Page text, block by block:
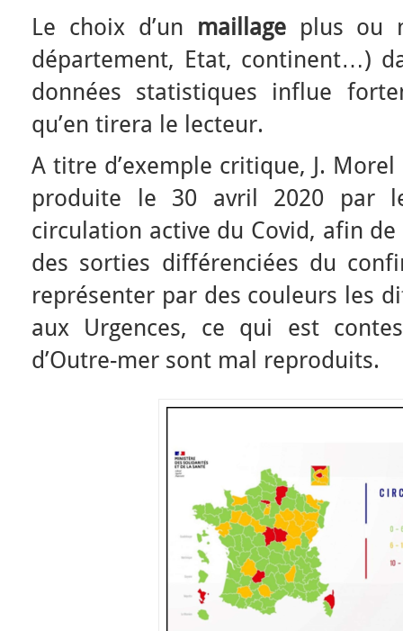
Le choix d’un maillageplus ou
département, Etat, continent…)
données statistiques influe
qu’en tirera le lecteur.
A titre d’exemple critique, J.
produite le 30 avril 2020 par
circulation active du Covid, afin
des sorties différenciées du
représenter par des couleurs les
aux Urgences, ce qui est
d’Outre-mer sont mal reproduits.